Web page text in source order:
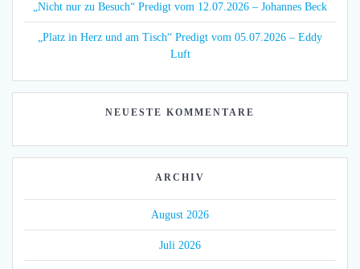
„Nicht nur zu Besuch“ Predigt vom 12.07.2026 – Johannes Beck
„Platz in Herz und am Tisch“ Predigt vom 05.07.2026 – Eddy
Luft
NEUESTE KOMMENTARE
ARCHIV
August 2026
Juli 2026